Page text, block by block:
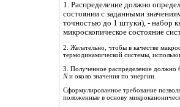
1. Распределение должно определять вероятность обнаружить систему в
состоянии с заданными
точностью до 1 штуки), - набор квантовых чисел, определяющих
микроскопическое состояние
2. Желательно, чтобы в качестве
термодинамической системы,
N
и около значения по энергии.
Сформулированное требование
положенные в основу